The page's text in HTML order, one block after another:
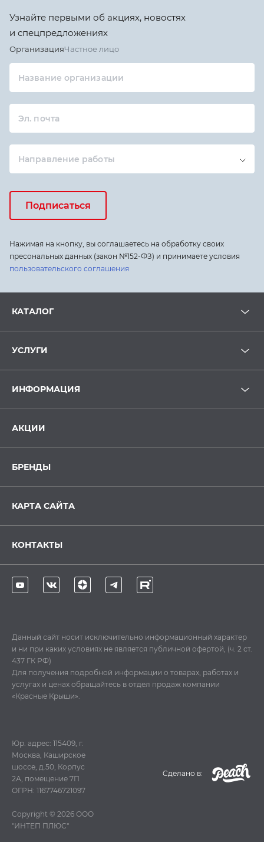
Узнайте первыми об акциях, новостях
и спецпредложениях
ОрганизацияЧастное лицо
Название организации
Эл. почта
Направление работы
Подписаться
Нажимая на кнопку, вы соглашаетесь на обработку своих
пресональных данных (закон №152-ФЗ) и принимаете условия
пользовательского соглашения
КАТАЛОГ
УСЛУГИ
ИНФОРМАЦИЯ
АКЦИИ
БРЕНДЫ
КАРТА САЙТА
КОНТАКТЫ
Данный сайт носит исключительно информационный характер
и ни при каких условиях не является публичной офертой, (ч. 2 ст.
437 ГК РФ)
Для получения подробной информации о товарах, работах и
услугах и ценах обращайтесь в отдел продаж компании
«Красные Крыши».
Юр. адрес: 115409, г.
Москва, Каширское
шоссе, д.50, Корпус
2А, помещение 7П
ОГРН: 1167746721097
Copyright © 2026 ООО
"ИНТЕП ПЛЮС"
Cделано в: